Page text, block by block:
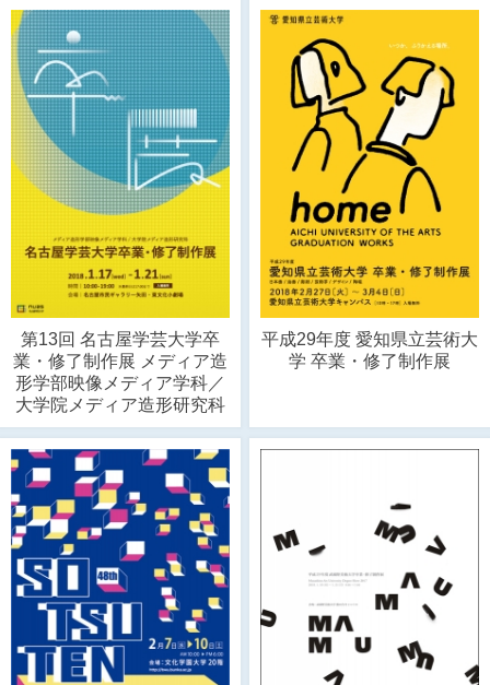
第13回 名古屋学芸大学卒
業・修了制作展 メディア造
形学部映像メディア学科／
大学院メディア造形研究科
平成29年度 愛知県立芸術大
学 卒業・修了制作展